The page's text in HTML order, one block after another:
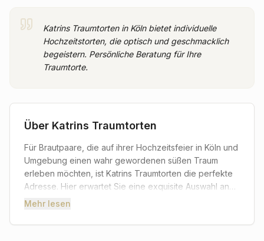
Katrins Traumtorten in Köln bietet individuelle
Hochzeitstorten, die optisch und geschmacklich
begeistern. Persönliche Beratung für Ihre
Traumtorte.
Über Katrins Traumtorten
Für Brautpaare, die auf ihrer Hochzeitsfeier in Köln und
Umgebung einen wahr gewordenen süßen Traum
erleben möchten, ist Katrins Traumtorten die perfekte
Adresse. Hier erwartet Sie eine exquisite Auswahl an
individuellen Hochzeitstorten, die nicht nur optisch
unvergesslich bleiben. Jede Torte wird mit größter
Mehr lesen